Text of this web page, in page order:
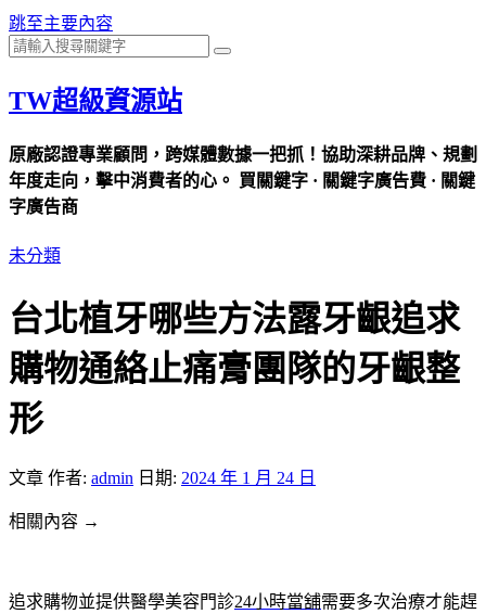
跳至主要內容
TW超級資源站
原廠認證專業顧問，跨媒體數據一把抓！協助深耕品牌、規劃
年度走向，擊中消費者的心。 買關鍵字 · 關鍵字廣告費 · 關鍵
字廣告商
未分類
台北植牙哪些方法露牙齦追求
購物通絡止痛膏團隊的牙齦整
形
文章 作者: admin 日期: 2024 年 1 月 24 日
相關內容 →
追求購物並提供醫學美容門診24小時當舖需要多次治療才能趕